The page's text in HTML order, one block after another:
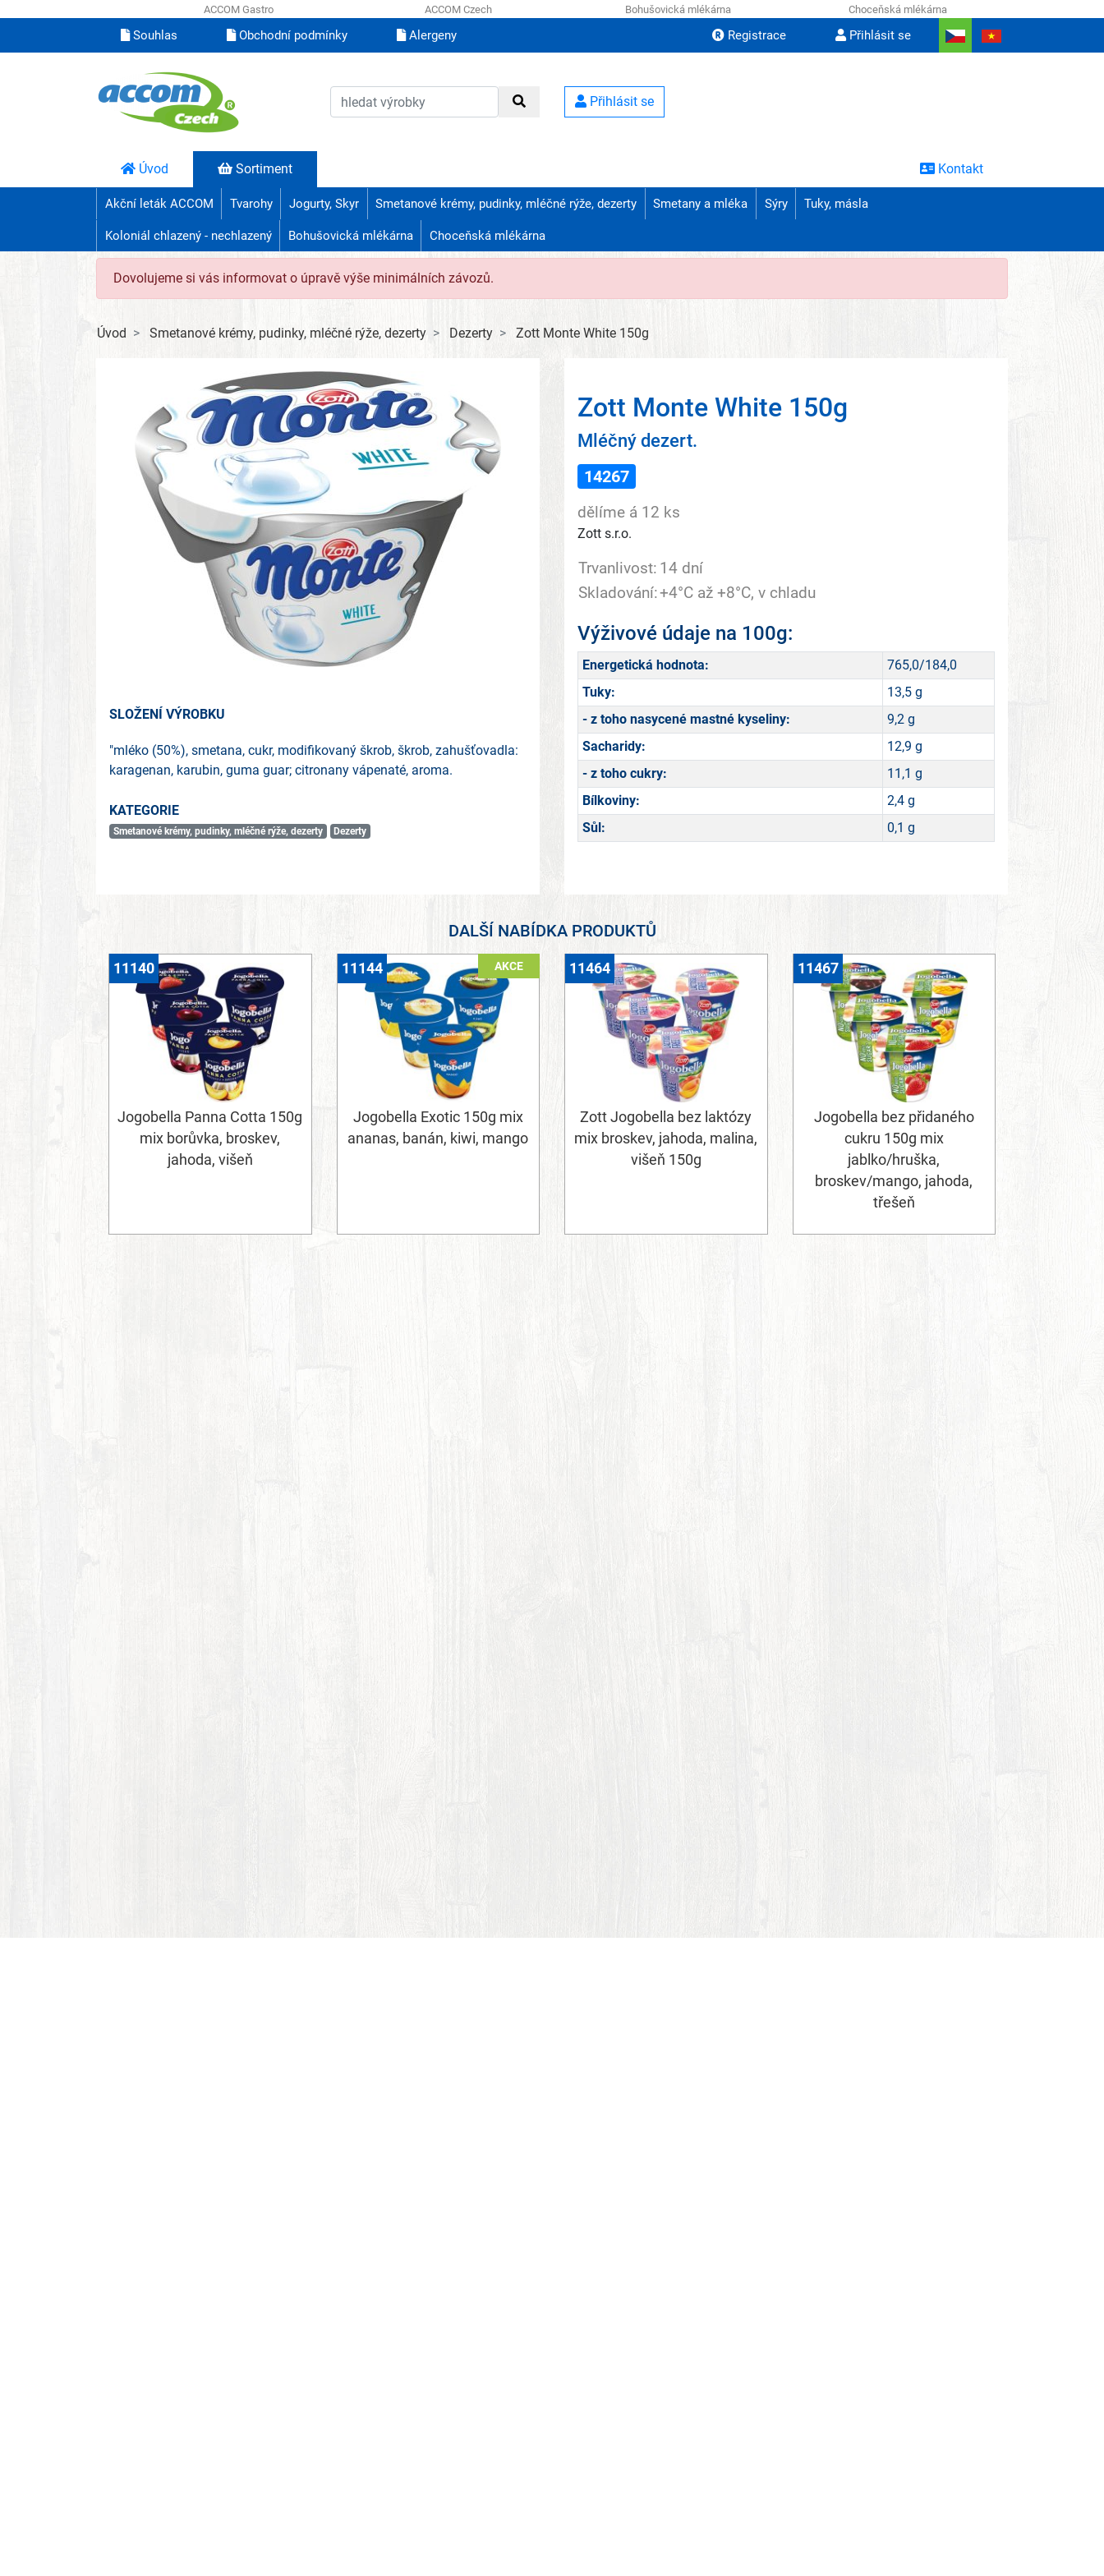
ACCOM Gastro ACCOM Czech Bohušovická mlékárna Choceňská mlékárna
Souhlas Obchodní podmínky Alergeny Registrace Přihlásit se
Přihlásit se
Úvod Sortiment Kontakt
Akční leták ACCOM Tvarohy Jogurty, Skyr Smetanové krémy, pudinky, mléčné rýže, dezerty Smetany a mléka Sýry Tuky, másla
Koloniál chlazený - nechlazený Bohušovická mlékárna Choceňská mlékárna
Dovolujeme si vás informovat o úpravě výše minimálních závozů.
Úvod Smetanové krémy, pudinky, mléčné rýže, dezerty Dezerty Zott Monte White 150g
SLOŽENÍ VÝROBKU
"mléko (50%), smetana, cukr, modifikovaný škrob, škrob, zahušťovadla:
karagenan, karubin, guma guar; citronany vápenaté, aroma.
KATEGORIE
Smetanové krémy, pudinky, mléčné rýže, dezerty Dezerty
Zott Monte White 150g
Mléčný dezert.
14267
dělíme á 12 ks
Zott s.r.o.
Trvanlivost: 14 dní
Skladování:+4°C až +8°C, v chladu
Výživové údaje na 100g:
Energetická hodnota:
765,0/184,0
Tuky:
13,5 g
- z toho nasycené mastné kyseliny:
9,2 g
Sacharidy:
12,9 g
- z toho cukry:
11,1 g
Bílkoviny:
2,4 g
Sůl:
0,1 g
DALŠÍ NABÍDKA PRODUKTŮ
Jogobella Panna Cotta 150g
mix borůvka, broskev,
jahoda, višeň
11140 AKCE
Jogobella Exotic 150g mix
ananas, banán, kiwi, mango
11144
Zott Jogobella bez laktózy
mix broskev, jahoda, malina,
višeň 150g
11464
Jogobella bez přidaného
cukru 150g mix
jablko/hruška,
broskev/mango, jahoda,
třešeň
11467